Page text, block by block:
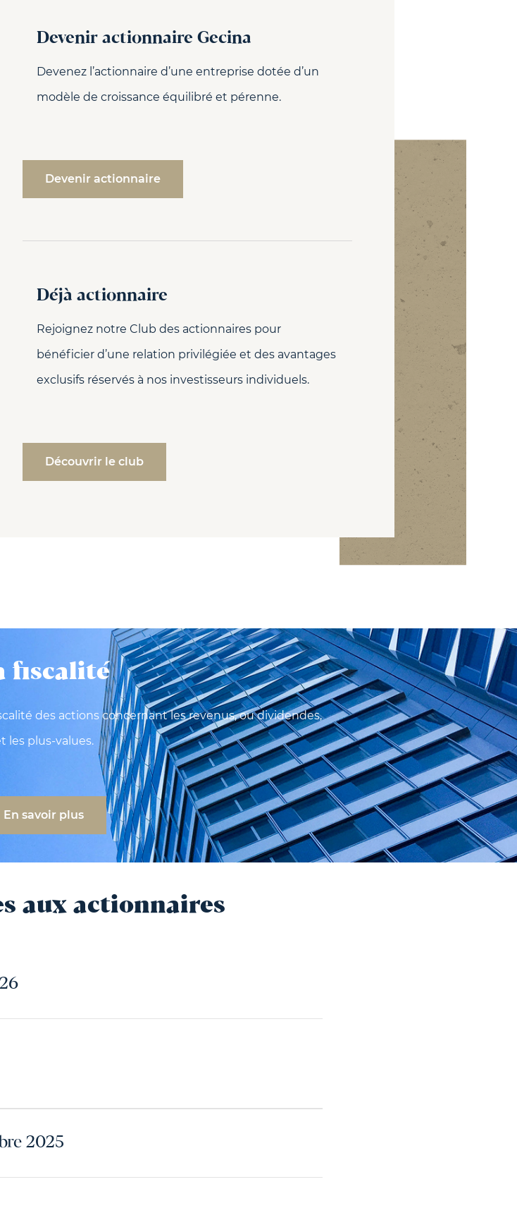
Devenir actionnaire Gecina
Devenez l’actionnaire d’une entreprise dotée d’un
modèle de croissance équilibré et pérenne.
Devenir actionnaire
Déjà actionnaire
Rejoignez notre Club des actionnaires pour
bénéficier d’une relation privilégiée et des avantages
exclusifs réservés à nos investisseurs individuels.
Découvrir le club
fiscalité
des actions concernant les revenus, ou dividendes,
les plus-values.
En savoir plus
aux actionnaires
2025